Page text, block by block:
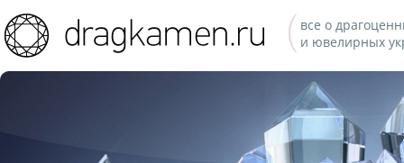
все о
и ювелирных